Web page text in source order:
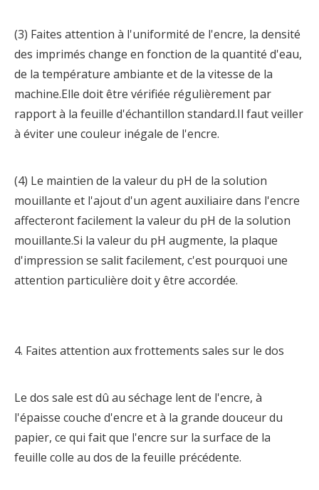
(3) Faites attention à l'uniformité de l'encre, la densité
des imprimés change en fonction de la quantité d'eau,
de la température ambiante et de la vitesse de la
machine.Elle doit être vérifiée régulièrement par
rapport à la feuille d'échantillon standard.Il faut veiller
à éviter une couleur inégale de l'encre.
(4) Le maintien de la valeur du pH de la solution
mouillante et l'ajout d'un agent auxiliaire dans l'encre
affecteront facilement la valeur du pH de la solution
mouillante.Si la valeur du pH augmente, la plaque
d'impression se salit facilement, c'est pourquoi une
attention particulière doit y être accordée.
4. Faites attention aux frottements sales sur le dos
Le dos sale est dû au séchage lent de l'encre, à
l'épaisse couche d'encre et à la grande douceur du
papier, ce qui fait que l'encre sur la surface de la
feuille colle au dos de la feuille précédente.